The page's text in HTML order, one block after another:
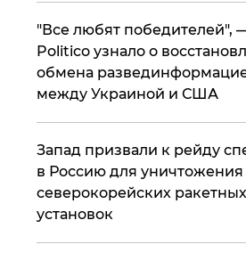
​"Все любят победителей",
Politico узнало о
обмена
между Украиной и США
Запад призвали к рейду
в Россию для уничтожения
северокорейских ракетных
установок